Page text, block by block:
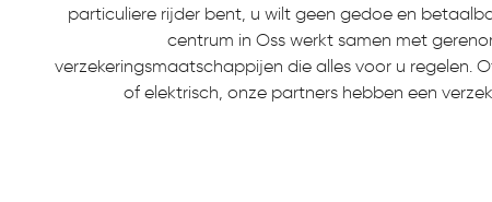
particuliere rijder bent, u wilt geen gedoe en
centrum in Oss werkt samen met
verzekeringsmaatschappijen die alles voor u regelen.
of elektrisch, onze partners hebben een